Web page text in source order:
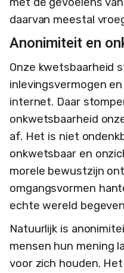
daarvan meestal
Anonimiteit en
Onze kwetsbaarheid
inlevingsvermogen
internet. Daar
onkwetsbaarheid
af. Het is niet
onkwetsbaar en
morele bewustzijn
omgangsvormen
echte wereld
Natuurlijk is
mensen hun mening
voor zich houden.